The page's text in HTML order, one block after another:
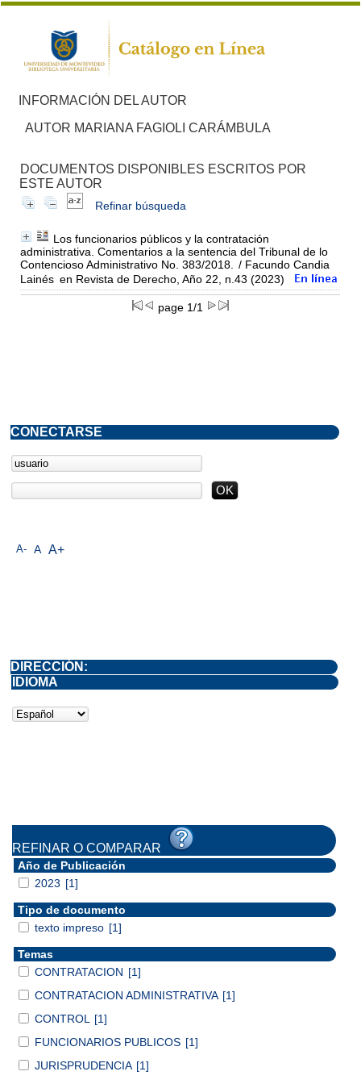
INFORMACIÓN DEL AUTOR
AUTOR MARIANA FAGIOLI CARÁMBULA
DOCUMENTOS DISPONIBLES ESCRITOS POR
ESTE AUTOR
Refinar búsqueda
Los funcionarios públicos y la contratación
administrativa. Comentarios a la sentencia del Tribunal de lo
Contencioso Administrativo No. 383/2018.
/ Facundo Candia
Lainés en Revista de Derecho, Año 22, n.43 (2023)
page 1/1
A- A A+
CONECTARSE
DIRECCIÓN:
IDIOMA
REFINAR O COMPARAR
Año de Publicación
2023 [1]
Tipo de documento
texto impreso [1]
Temas
CONTRATACION [1]
CONTRATACION ADMINISTRATIVA [1]
CONTROL
[1]
FUNCIONARIOS PUBLICOS [1]
JURISPRUDENCIA [1]